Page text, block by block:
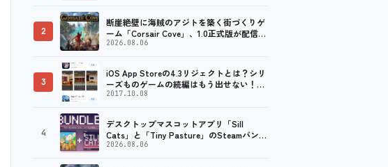
ローラーを中心に、幅広くラインナップ
2
断崖絶壁に海賊のアジトを築く街づくりゲ
ーム「Corsair Cove」、1.0正式版が配信開
始！
2026.08.06
3
iOS App Storeの4.3リジェクトとは？シリ
ーズものゲームの続編はもう出せない！？
脱出ゲームで相次ぐリジェクト
2017.10.08
4
デスクトップマスコットアプリ「Sill
Cats」と「Tiny Pasture」のSteamバンド
ルセットが販売開始。通常価格より10%割
2026.08.06